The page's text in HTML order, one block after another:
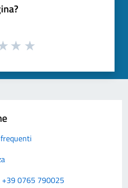
+39 0765 790025